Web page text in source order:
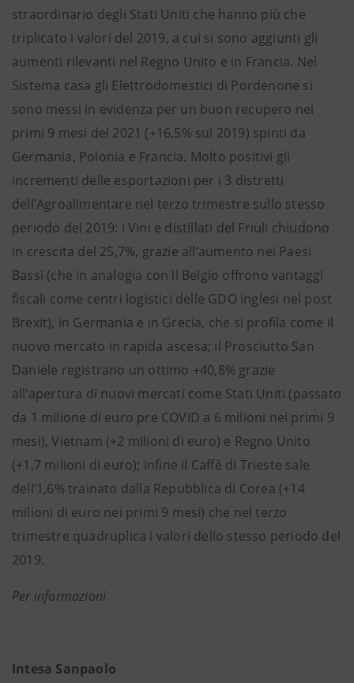
straordinario degli Stati Uniti che hanno più che
triplicato i valori del 2019, a cui si sono aggiunti gli
aumenti rilevanti nel Regno Unito e in Francia. Nel
Sistema casa gli Elettrodomestici di Pordenone si
sono messi in evidenza per un buon recupero nei
primi 9 mesi del 2021 (+16,5% sul 2019) spinti da
Germania, Polonia e Francia. Molto positivi gli
incrementi delle esportazioni per i 3 distretti
dell’Agroalimentare nel terzo trimestre sullo stesso
periodo del 2019: i Vini e distillati del Friuli chiudono
in crescita del 25,7%, grazie all’aumento nei Paesi
Bassi (che in analogia con il Belgio offrono vantaggi
fiscali come centri logistici delle GDO inglesi nel post
Brexit), in Germania e in Grecia, che si profila come il
nuovo mercato in rapida ascesa; il Prosciutto San
Daniele registrano un ottimo +40,8% grazie
all’apertura di nuovi mercati come Stati Uniti (passato
da 1 milione di euro pre COVID a 6 milioni nei primi 9
mesi), Vietnam (+2 milioni di euro) e Regno Unito
(+1,7 milioni di euro); infine il Caffè di Trieste sale
dell’1,6% trainato dalla Repubblica di Corea (+14
milioni di euro nei primi 9 mesi) che nel terzo
trimestre quadruplica i valori dello stesso periodo del
2019.
Per informazioni
Intesa Sanpaolo